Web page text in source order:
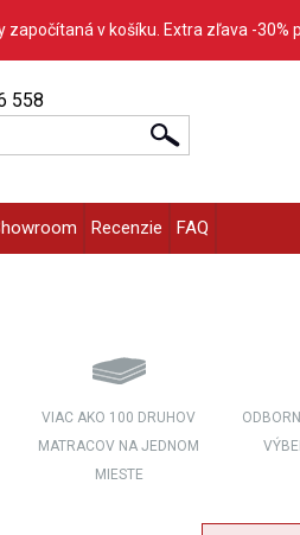
započítaná v košíku. Extra zľava -30%
558
Recenzie FAQ
VIAC AKO 100 DRUHOV
MATRACOV NA JEDNOM
MIESTE